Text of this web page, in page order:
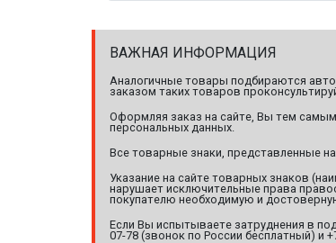
ВАЖНАЯ ИНФОРМАЦИЯ
Аналогичные товары подбираются
заказом таких товаров
Оформляя заказ на сайте, Вы тем самым
персональных данных.
Все товарные знаки, представленные
Указание на сайте товарных знаков
нарушает исключительные права
покупателю необходимую и
Если Вы испытываете затруднения в
07-78 (звонок по России бесплатный) и